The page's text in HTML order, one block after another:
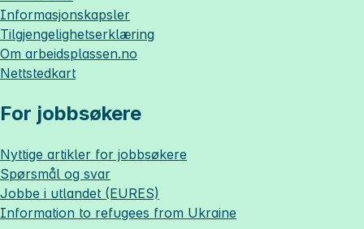
Informasjonskapsler
Tilgjengelighetserklæring
Om arbeidsplassen.no
Nettstedkart
For jobbsøkere
Nyttige artikler for jobbsøkere
Spørsmål og svar
Jobbe i utlandet (EURES)
Information to refugees from Ukraine